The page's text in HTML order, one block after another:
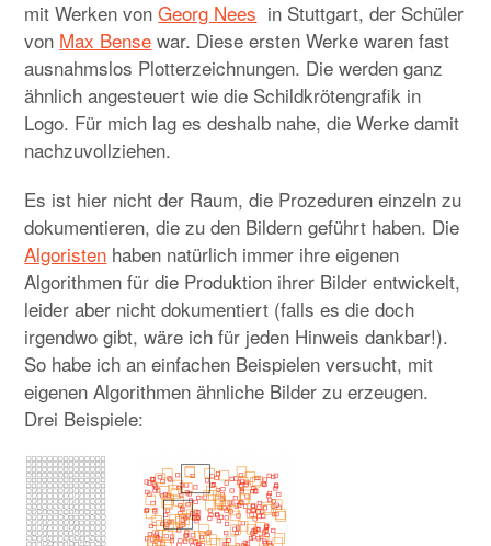
mit Werken vonGeorg Nees in Stuttgart, der Schüler
von Max Bense war. Diese ersten Werke waren fast
ausnahmslos Plotterzeichnungen. Die werden ganz
ähnlich angesteuert wie die Schildkrötengrafik in
Logo. Für mich lag es deshalb nahe, die Werke damit
nachzuvollziehen.
Es ist hier nicht der Raum, die Prozeduren einzeln zu
dokumentieren, die zu den Bildern geführt haben. Die
Algoristen haben natürlich immer ihre eigenen
Algorithmen für die Produktion ihrer Bilder entwickelt,
leider aber nicht dokumentiert (falls es die doch
irgendwo gibt, wäre ich für jeden Hinweis dankbar!).
So habe ich an einfachen Beispielen versucht, mit
eigenen Algorithmen ähnliche Bilder zu erzeugen.
Drei Beispiele: